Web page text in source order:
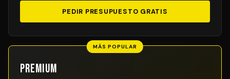
PEDIR PRESUPUESTO GRATIS
MÁS POPULAR
Premium